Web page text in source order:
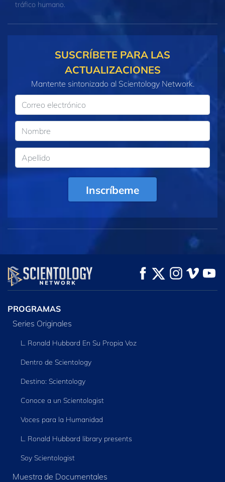
tráfico humano.
SUSCRÍBETE PARA LAS
ACTUALIZACIONES
Mantente sintonizado al Scientology Network.
Inscríbeme
PROGRAMAS
Series Originales
L. Ronald Hubbard En Su Propia Voz
Dentro de Scientology
Destino: Scientology
Conoce a un Scientologist
Voces para la Humanidad
L. Ronald Hubbard library presents
Soy Scientologist
Muestra de Documentales